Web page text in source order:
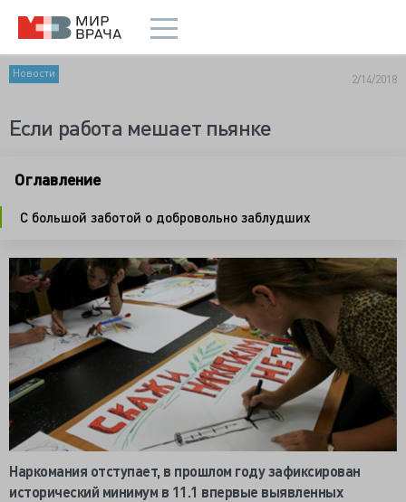
Новости 2/14/2018
Если работа мешает пьянке
Оглавление
С большой заботой о добровольно заблудших
Наркомания отступает, в прошлом году зафиксирован
исторический минимум в 11.1 впервые выявленных